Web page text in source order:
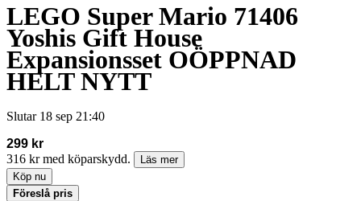
LEGO Super Mario 71406
Yoshis Gift House
Expansionsset OÖPPNAD
HELT NYTT
Slutar 18 sep 21:40
299 kr
316 kr med köparskydd.
Läs mer
Köp nu
Föreslå pris